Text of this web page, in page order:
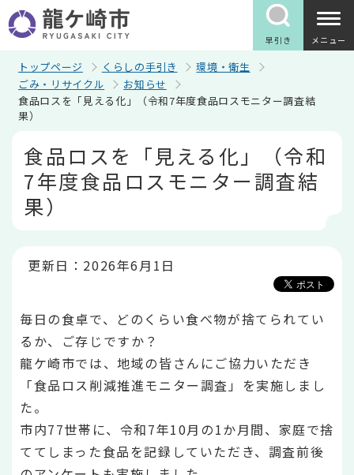
の
ペ
早引き メニュー
トップページ くらしの手引き
環境・衛生
ごみ・リサイクル
お知らせ
食品ロスを「見える化」（令和7年度食品ロスモニター調査結
果）
食品ロスを「見える化」（令和
7年度食品ロスモニター調査結
果）
更新日：2026年6月1日
毎日の食卓で、どのくらい食べ物が捨てられてい
るか、ご存じですか？
龍ケ崎市では、地域の皆さんにご協力いただき
「食品ロス削減推進モニター調査」を実施しまし
た。
市内77世帯に、令和7年10月の1か月間、家庭で捨
ててしまった食品を記録していただき、調査前後